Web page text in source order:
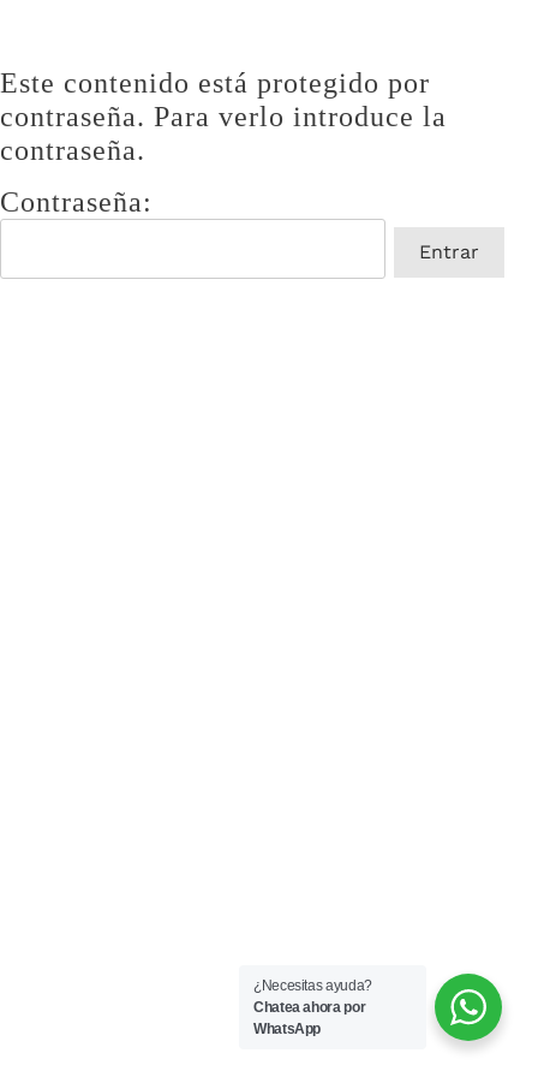
Este contenido está protegido por
contraseña. Para verlo introduce la
contraseña.
Contraseña:
¿Necesitas ayuda?
Chatea ahora por
WhatsApp